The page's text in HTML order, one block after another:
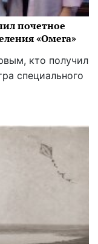
почетное
«Омега»
кто получил
специального